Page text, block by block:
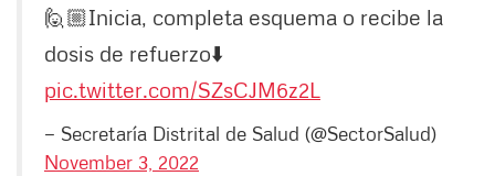
🙋🏼Inicia, completa esquema o recibe la
dosis de refuerzo⬇️
pic.twitter.com/SZsCJM6z2L
— Secretaría Distrital de Salud (@SectorSalud)
November 3, 2022